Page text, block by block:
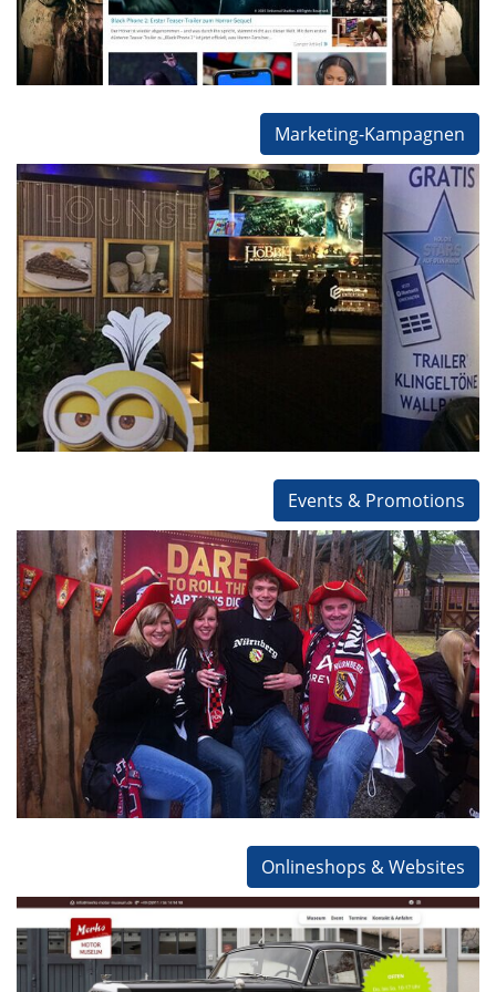
Werbekampagne Konzeptarbeit Programmierung
Gaming
Filmschnitt
Marketing-Kampagnen
Hobbit DOOH Kampagne
für Werkmeister & Company GmbH
Warner Bros
Werbekampagne Konzeptarbeit Kooperationen
Events & Promotions
Promotions
Diageo / Jägermeister / Coke / PSD Bank u.a.
Konzeptarbeit Eventmanagement Kooperationen Promotion
Onlineshops & Websites